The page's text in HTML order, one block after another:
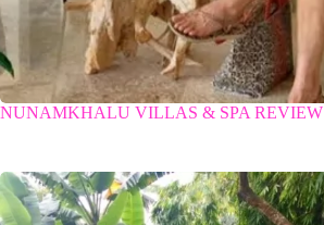
NUNAMKHALU VILLAS & SPA REVIEW